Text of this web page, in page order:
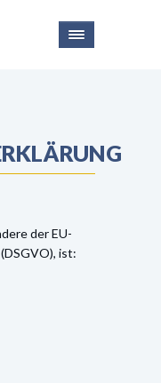
der EU-
ist: